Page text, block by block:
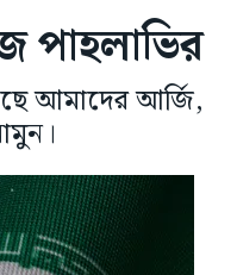
পাহলাভির
আমাদের আর্জি,